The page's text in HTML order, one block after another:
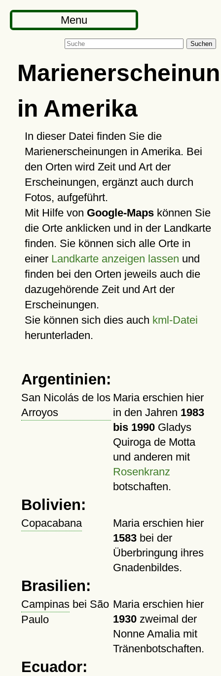
Menu
Suchen
in Amerika
In dieser Datei finden Sie die
Marienerscheinungen in Amerika. Bei
den Orten wird Zeit und Art der
Erscheinungen, ergänzt auch durch
Fotos, aufgeführt.
Mit Hilfe von Google-Mapskönnen Sie
die Orteanklicken und in der Landkarte
finden. Sie können sich alle Orte in
einer Landkarte anzeigen lassen und
finden bei den Orten jeweils auch die
dazugehörende Zeit und Art der
Erscheinungen.
Sie können sich dies auch kml-Datei
herunterladen.
Argentinien:
San Nicolás de los
Arroyos
Maria erschien hier
in den Jahren 1983
bis 1990Gladys
Quiroga de Motta
und anderen mit
Rosenkranz
botschaften.
Bolivien:
Copacabana
Maria erschien hier
1583bei der
Überbringung ihres
Gnadenbildes.
Brasilien:
Campinasbei São
Paulo
Maria erschien hier
1930zweimal der
Nonne Amalia mit
Tränenbotschaften.
Ecuador: